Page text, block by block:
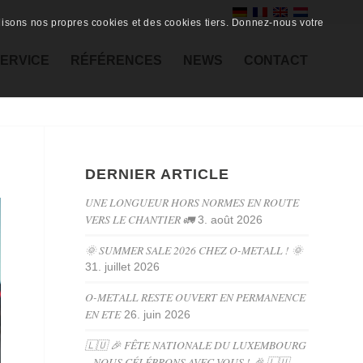
RÉFÉRENCES NEWS CONTACT
DERNIER ARTICLE
UNE LONGUEUR HORS NORMES EN ROUTE
VERS LE CHANTIER 🚛 3. août 2026
🌞 SUMMER SALE 2026 CHEZ O-METALL ! 🌞
31. juillet 2026
O-METALL RESTE OUVERT EN PERMANENCE
EN ETE 26. juin 2026
🇱🇺 🎉 FÊTE NATIONALE DU LUXEMBOURG
nos propres cookies et des cookies tiers. Donnez-nous votre